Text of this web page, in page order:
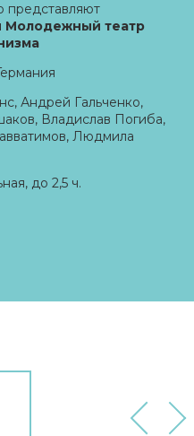
представляют
Молодежный театр
Андрей Гальченко,
Владислав Погиба,
Людмила
до 2,5 ч.